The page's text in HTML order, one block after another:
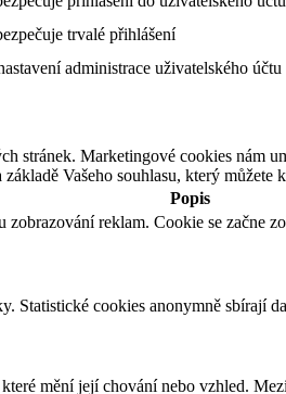
trvalé přihlášení
administrace uživatelského účtu
stránek. Marketingové cookies nám
Vašeho souhlasu, který můžete
Popis
reklam. Cookie se začne
Statistické cookies anonymně sbírají
mění její chování nebo vzhled.